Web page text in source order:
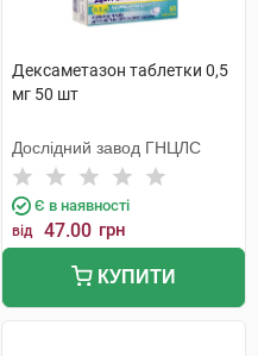
Дексаметазон таблетки 0,5
мг 50 шт
Дослідний завод ГНЦЛС
Є в наявності
від 47.00 грн
КУПИТИ